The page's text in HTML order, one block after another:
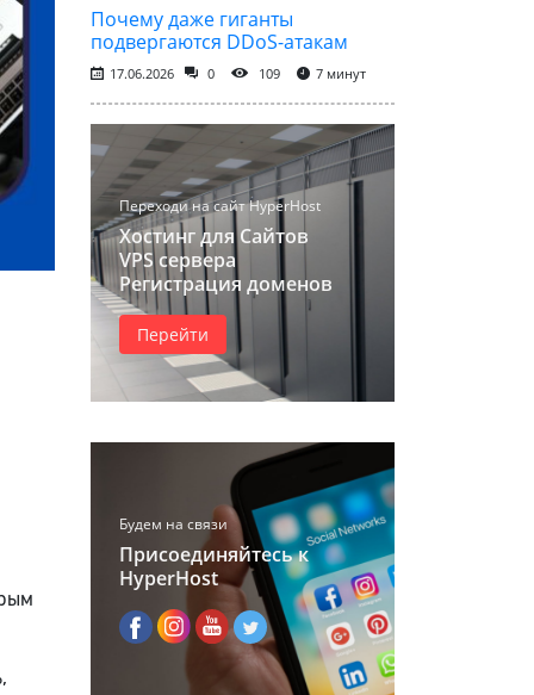
Почему даже гиганты
подвергаются DDoS-атакам
17.06.2026 0 109 7 минут
Переходи на сайт HyperHost
Хостинг для Сайтов
VPS сервера
Регистрация доменов
Перейти
Будем на связи
Присоединяйтесь к
HyperHost